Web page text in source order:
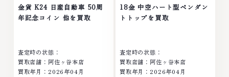
店ではお値段の付かなかったお品
物でも、一点一点丁寧に無料で査
無休
他店ではお値段の付かなかったお
品物でも、一点一点丁寧に無料で
中無休
金貨 K24 日産自動車 50周
年記念コイン 他を買取
査定時の状態：
買取店舗：阿佐ヶ谷本店
買取年月：2026年04月
18金 中空ハート型ペンダン
トトップを買取
査定時の状態：
買取店舗：阿佐ヶ谷本店
買取年月：2026年04月